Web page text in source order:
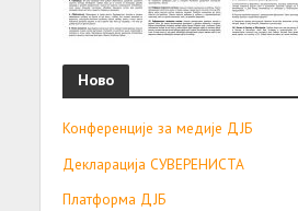
Ново
Конференције за медије ДЈБ
Декларација СУВЕРЕНИСТА
Платформа ДЈБ